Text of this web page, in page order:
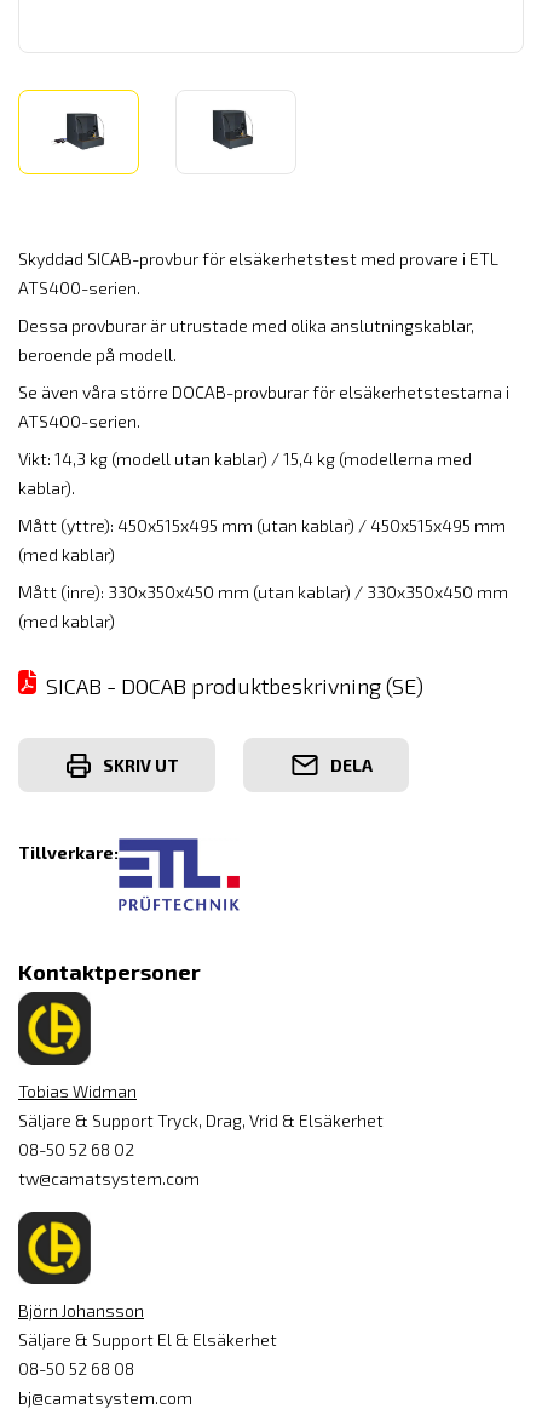
Skyddad SICAB-provbur för elsäkerhetstest med provare i ETL
ATS400-serien.
Dessa provburar är utrustade med olika anslutningskablar,
beroende på modell.
Se även våra större DOCAB-provburarför elsäkerhetstestarna i
ATS400-serien.
Vikt: 14,3 kg (modell utan kablar) / 15,4 kg (modellerna med
kablar).
Mått (yttre): 450x515x495 mm (utan kablar) / 450x515x495 mm
(med kablar)
Mått (inre): 330x350x450 mm (utan kablar) / 330x350x450 mm
(med kablar)
SICAB - DOCAB produktbeskrivning (SE)
SKRIV UT DELA
Tillverkare:
Kontaktpersoner
Tobias Widman
Säljare & Support Tryck, Drag, Vrid & Elsäkerhet
08-50 52 68 02
tw@camatsystem.com
Björn Johansson
Säljare & Support El & Elsäkerhet
08-50 52 68 08
bj@camatsystem.com